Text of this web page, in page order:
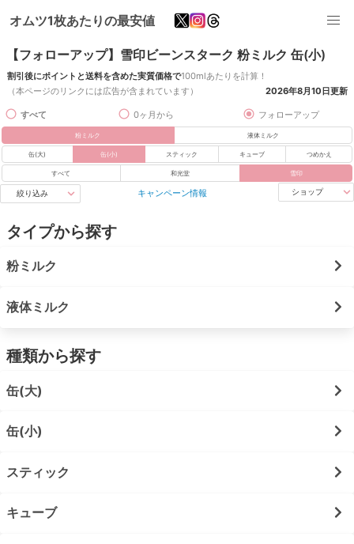
オムツ1枚あたりの最安値
【フォローアップ】雪印ビーンスターク 粉ミルク 缶(小)
割引後にポイントと送料を含めた実質価格で100mlあたりを計算！
（本ページのリンクには広告が含まれています）
2026年8月10日更新
すべて 0ヶ月から フォローアップ
粉ミルク 液体ミルク
缶(大) 缶(小) スティック キューブ つめかえ
すべて 和光堂 雪印
絞り込み キャンペーン情報 ショップ
タイプから探す
粉ミルク
液体ミルク
種類から探す
缶(大)
缶(小)
スティック
キューブ